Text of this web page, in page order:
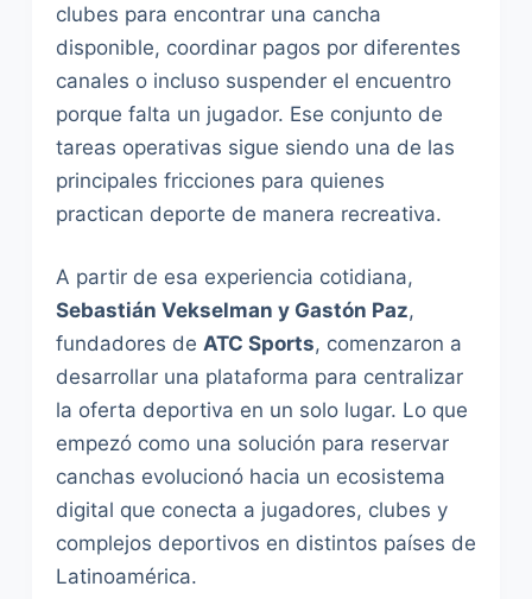
clubes para encontrar una cancha
disponible, coordinar pagos por diferentes
canales o incluso suspender el encuentro
porque falta un jugador. Ese conjunto de
tareas operativas sigue siendo una de las
principales fricciones para quienes
practican deporte de manera recreativa.
A partir de esa experiencia cotidiana,
Sebastián Vekselman y Gastón Paz,
fundadores de ATC Sports, comenzaron a
desarrollar una plataforma para centralizar
la oferta deportiva en un solo lugar. Lo que
empezó como una solución para reservar
canchas evolucionó hacia un ecosistema
digital que conecta a jugadores, clubes y
complejos deportivos en distintos países de
Latinoamérica.